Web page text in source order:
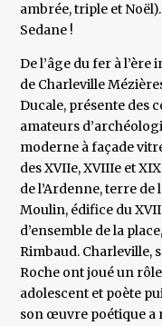
ambrée, triple et
Sedane !
De l’âge du fer à
de Charleville
Ducale, présente des
amateurs
moderne à façade
des XVIIe, XVIIIe et
de l’Ardenne, terre de
Moulin, édifice du
d’ensemble de la
Rimbaud. Charleville,
Roche ont joué un
adolescent et poète
son œuvre poétique a